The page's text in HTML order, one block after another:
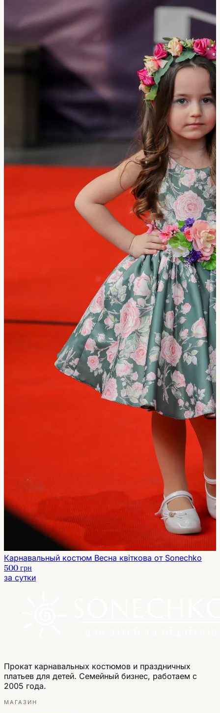
Карнавальный костюм Весна квіткова от Sonechko
500 грн
за сутки
Прокат карнавальных костюмов и праздничных
платьев для детей. Семейный бизнес, работаем с
2005 года.
МАГАЗИН